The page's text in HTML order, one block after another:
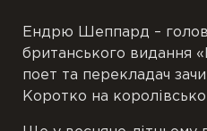
Ендрю Шеппард –
британського видання
поет та перекладач
Коротко на